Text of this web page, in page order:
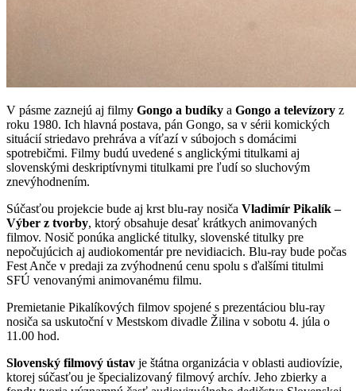
V pásme zaznejú aj filmy Gongo a budíky a Gongo a televízory z
roku 1980. Ich hlavná postava, pán Gongo, sa v sérii komických
situácií striedavo prehráva a víťazí v súbojoch s domácimi
spotrebičmi. Filmy budú uvedené s anglickými titulkami aj
slovenskými deskriptívnymi titulkami pre ľudí so sluchovým
znevýhodnením.
Súčasťou projekcie bude aj krst blu-ray nosiča Vladimír Pikalík –
Výber z tvorby, ktorý obsahuje desať krátkych animovaných
filmov. Nosič ponúka anglické titulky, slovenské titulky pre
nepočujúcich aj audiokomentár pre nevidiacich. Blu-ray bude počas
Fest Anče v predaji za zvýhodnenú cenu spolu s ďalšími titulmi
SFÚ venovanými animovanému filmu.
Premietanie Pikalíkových filmov spojené s prezentáciou blu-ray
nosiča sa uskutoční v Mestskom divadle Žilina v sobotu 4. júla o
11.00 hod.
Slovenský filmový ústav je štátna organizácia v oblasti audiovízie,
ktorej súčasťou je špecializovaný filmový archív. Jeho zbierky a